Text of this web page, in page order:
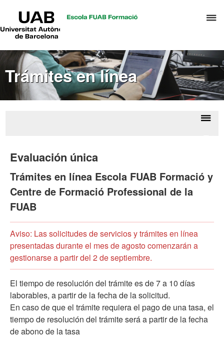
el
Universitat
Barcelona
Trámites en línea
Evaluación única
Trámites en línea Escola FUAB Formació y
Centre de Formació Professional de la
FUAB
Aviso: Las solicitudes de servicios y trámites en línea
presentadas durante el mes de agosto comenzarán a
gestionarse a partir del 2 de septiembre.
El tiempo de resolución del trámite es de 7 a 10 días
laborables, a partir de la fecha de la solicitud.
En caso de que el trámite requiera el pago de una tasa, el
tiempo de resolución del trámite será a partir de la fecha
de abono de la tasa